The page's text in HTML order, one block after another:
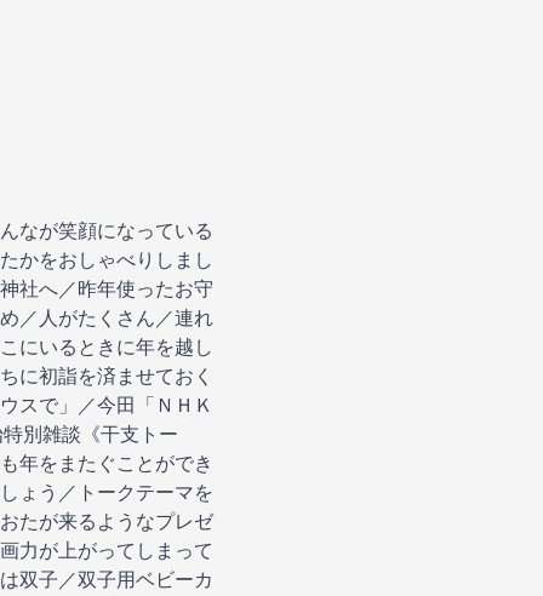
なが笑顔になっている
かをおしゃべりしまし
社へ／昨年使ったお守
／人がたくさん／連れ
にいるときに年を越し
に初詣を済ませておく
スで」／今田「ＮＨＫ
別雑談《干支トー
年をまたぐことができ
ょう／トークテーマを
たが来るようなプレゼ
力が上がってしまって
双子／双子用ベビーカ